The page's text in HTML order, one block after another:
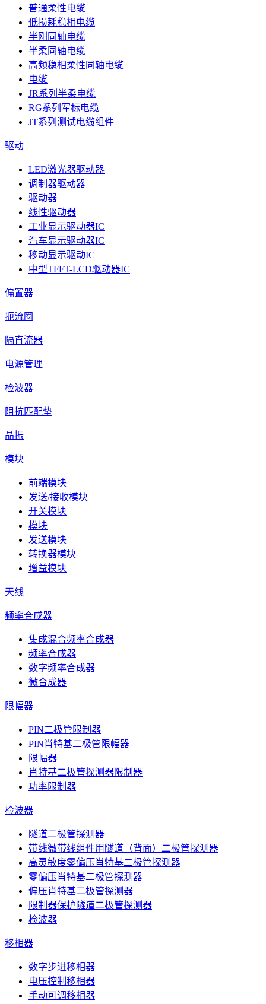
普通柔性电缆
低损耗稳相电缆
半刚同轴电缆
半柔同轴电缆
高频稳相柔性同轴电缆
电缆
JR系列半柔电缆
RG系列军标电缆
JT系列测试电缆组件
驱动
LED激光器驱动器
调制器驱动器
驱动器
线性驱动器
工业显示驱动器IC
汽车显示驱动器IC
移动显示驱动IC
中型TFFT-LCD驱动器IC
偏置器
扼流圈
隔直流器
电源管理
检波器
阻抗匹配垫
晶振
模块
前端模块
发送/接收模块
开关模块
模块
发送模块
转换器模块
增益模块
天线
频率合成器
集成混合频率合成器
频率合成器
数字频率合成器
微合成器
限幅器
PIN二极管限制器
PIN肖特基二极管限幅器
限幅器
肖特基二极管探测器限制器
功率限制器
检波器
隧道二极管探测器
带线微带线组件用隧道（背面）二极管探测器
高灵敏度零偏压肖特基二极管探测器
零偏压肖特基二极管探测器
偏压肖特基二极管探测器
限制器保护隧道二极管探测器
检波器
移相器
数字步进移相器
电压控制移相器
手动可调移相器